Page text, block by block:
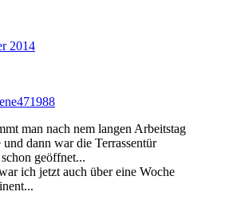
2014
man nach nem langen Arbeitstag
und dann war die Terrassentür
geöffnet...
ich jetzt auch über eine Woche